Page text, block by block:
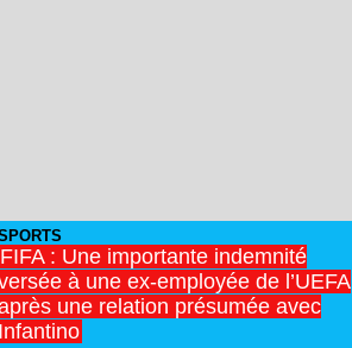
FIFA : Une importante indemnité
à une ex-employée de l’UEFA
une relation présumée avec
Infantino